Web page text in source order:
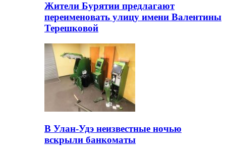
Жители Бурятии предлагают
переименовать улицу имени Валентины
Терешковой
В Улан-Удэ неизвестные ночью
вскрыли банкоматы